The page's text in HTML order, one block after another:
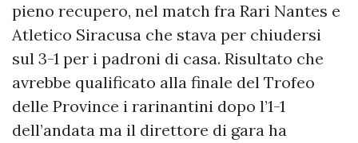
pieno recupero, nel match fra Rari Nantes e
Atletico Siracusa che stava per chiudersi
sul 3-1 per i padroni di casa. Risultato che
avrebbe qualificato alla finale del Trofeo
delle Province i rarinantini dopo l’1-1
dell’andata ma il direttore di gara ha